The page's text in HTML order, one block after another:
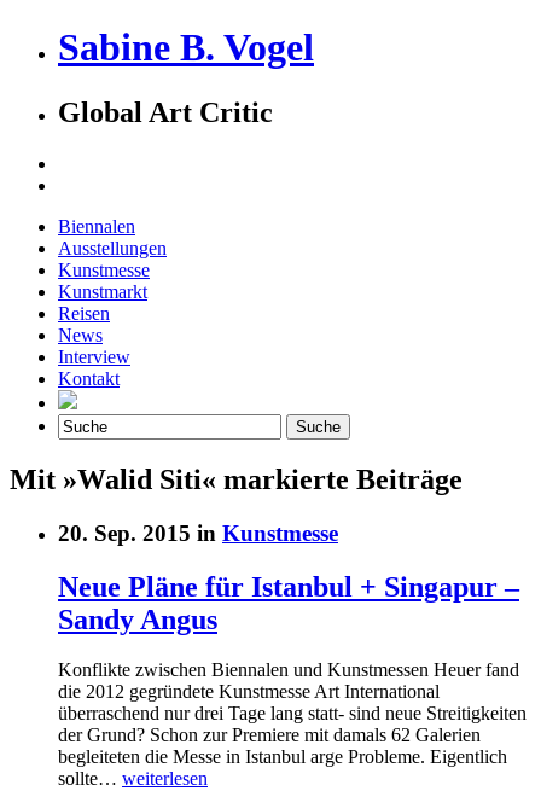
Sabine B. Vogel
Global Art Critic
Biennalen
Ausstellungen
Kunstmesse
Kunstmarkt
Reisen
News
Interview
Kontakt
Mit »Walid Siti« markierte Beiträge
20. Sep. 2015 in Kunstmesse
Neue Pläne für Istanbul + Singapur –
Sandy Angus
Konflikte zwischen Biennalen und Kunstmessen Heuer fand
die 2012 gegründete Kunstmesse Art International
überraschend nur drei Tage lang statt- sind neue Streitigkeiten
der Grund? Schon zur Premiere mit damals 62 Galerien
begleiteten die Messe in Istanbul arge Probleme. Eigentlich
sollte… weiterlesen